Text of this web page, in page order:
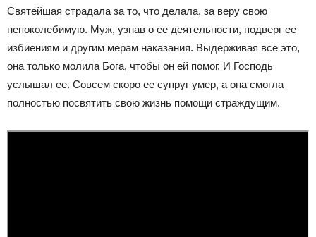
Святейшая страдала за то, что делала, за веру свою
непоколебимую. Муж, узнав о ее деятельности, подверг ее
избиениям и другим мерам наказания. Выдерживая все это,
она только молила Бога, чтобы он ей помог. И Господь
услышал ее. Совсем скоро ее супруг умер, а она смогла
полностью посвятить свою жизнь помощи страждущим.